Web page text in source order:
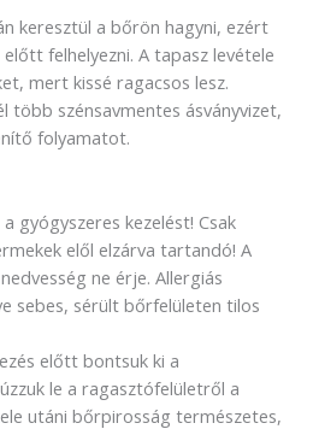
keresztül a bőrön hagyni, ezért
felhelyezni. A tapasz levétele
mert kissé ragacsos lesz.
több szénsavmentes ásványvizet,
folyamatot.
gyógyszeres kezelést! Csak
elől elzárva tartandó! A
ne érje. Allergiás
sebes, sérült bőrfelületen tilos
előtt bontsuk ki a
le a ragasztófelületről a
utáni bőrpirosság természetes,